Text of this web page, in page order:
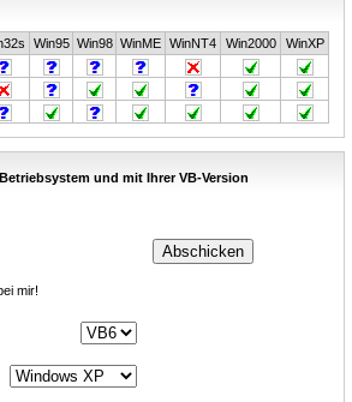
Win95 Win98 WinME WinNT4 Win2000
WinXP
und mit Ihrer VB-Version
mir!